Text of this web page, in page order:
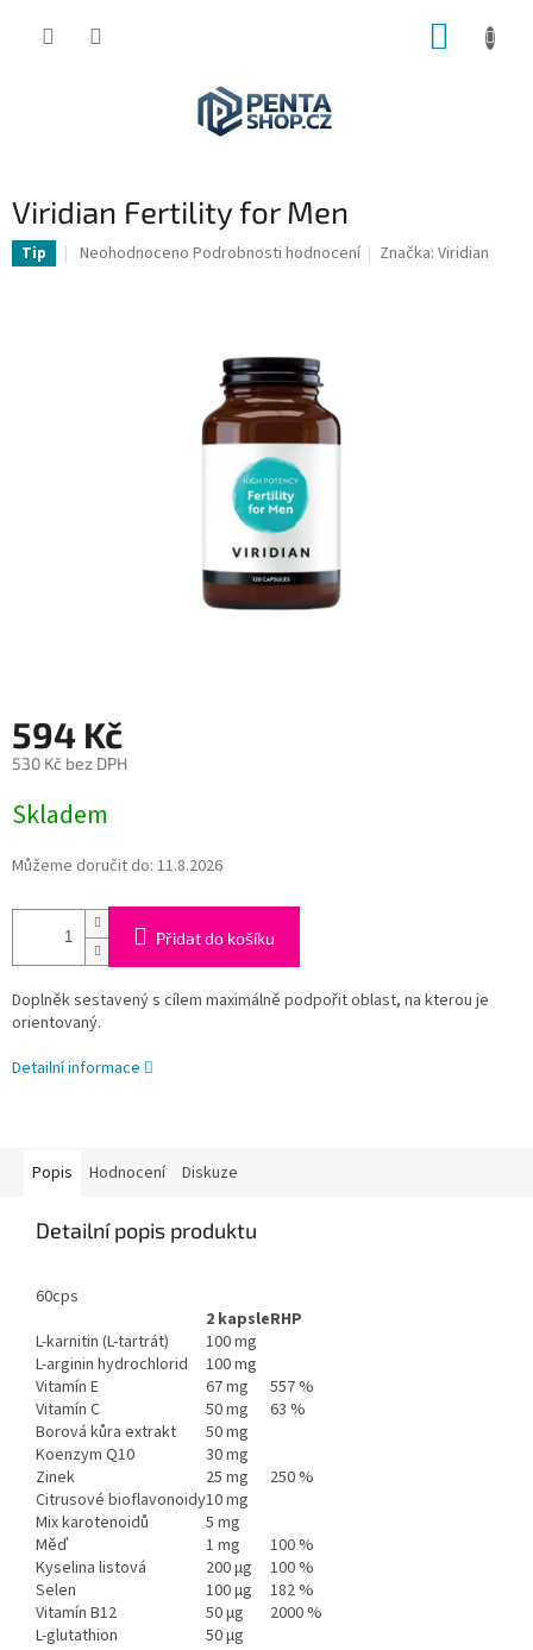
Viridian Fertility for Men
Tip
Průměrné
Neohodnoceno Podrobnosti hodnocení Značka:Viridian
594 Kč
530 Kč bez DPH
cena:
Skladem
Můžeme doručit do: 11.8.2026
Přidat do košíku
Doplněk sestavený s cílem maximálně podpořit oblast, na kterou je
orientovaný.
Detailní informace
Popis Hodnocení Diskuze
Detailní popis produktu
60cps
2 kapsleRHP
L-karnitin (L-tartrát)
100 mg
L-arginin hydrochlorid
100 mg
Vitamín E
67 mg
557 %
Vitamín C
50 mg
63 %
Borová kůra extrakt
50 mg
Koenzym Q10
30 mg
Zinek
25 mg
250 %
Citrusové bioflavonoidy10 mg
Mix karotenoidů
5 mg
Měď
1 mg
100 %
Kyselina listová
200 µg
100 %
Selen
100 µg
182 %
Vitamín B12
50 µg
2000 %
L-glutathion
50 µg